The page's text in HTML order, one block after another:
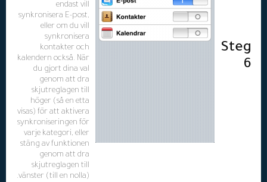
Steg
6
endast vill
synkronisera E-post,
eller om du vill
synkronisera
kontakter och
kalendern också. När
du gjort dina val
genom att dra
skjutreglagen till
höger (så en etta
visas) för att aktivera
synkroniseringen för
varje kategori, eller
stäng av funktionen
genom att dra
skjutreglagen till
vänster (till en nolla).